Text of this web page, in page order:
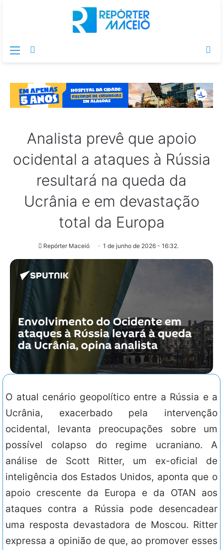
Menu
Analista prevê que apoio
ocidental a ataques à Rússia
resultará na queda da
Ucrânia e em devastação
total da Europa
Repórter Maceió 1 de junho de 2026 - 16:32.
O atual cenário geopolítico entre a Rússia e a
Ucrânia, exacerbado pela intervenção
ocidental, levanta preocupações sobre um
possível colapso do regime ucraniano. A
análise de Scott Ritter, um ex-oficial de
inteligência dos Estados Unidos, aponta que o
apoio crescente da Europa e da OTAN aos
ataques contra a Rússia pode desencadear
uma resposta devastadora de Moscou. Ritter
expressa a opinião de que, ao promover esses